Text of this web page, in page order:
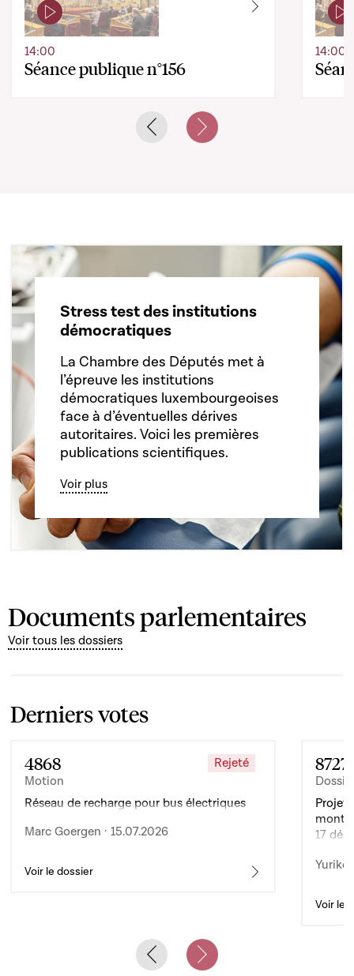
Séance publique n°156
14:00 14:00
Previous slideNext slide
Stress test des institutions
démocratiques
La Chambre des Députés met à
l’épreuve les institutions
démocratiques luxembourgeoises
face à d’éventuelles dérives
autoritaires. Voici les premières
publications scientifiques.
Voir plus
Documents parlementaires
Voir tous les dossiers
Derniers votes
4868
Motion
Rejeté
Réseau de recharge pour bus électriques
Marc Goergen · 15.07.2026
Voir le dossier
8727
Projet
17
Yuriko
Voir le
Previous slideNext slide